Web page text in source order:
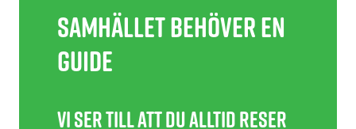
SAMHÄLLET BEHÖVER EN
GUIDE
Vi ser till att du alltid reser